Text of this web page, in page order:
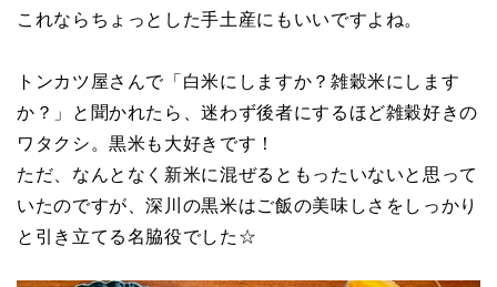
これならちょっとした手土産にもいいですよね。
トンカツ屋さんで「白米にしますか？雑穀米にします
か？」と聞かれたら、迷わず後者にするほど雑穀好きの
ワタクシ。黒米も大好きです！
ただ、なんとなく新米に混ぜるともったいないと思って
いたのですが、深川の黒米はご飯の美味しさをしっかり
と引き立てる名脇役でした☆